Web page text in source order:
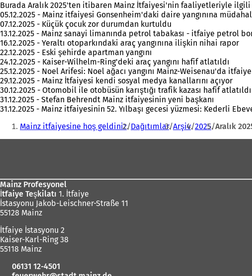
Burada Aralık 2025'ten itibaren Mainz İtfaiyesi'nin faaliyetleriyle
05.12.2025 - Mainz itfaiyesi Gonsenheim'daki daire yangınına
07.12.2025 - Küçük çocuk zor durumdan kurtuldu
13.12.2025 - Mainz sanayi limanında petrol tabakası - itfaiye petrol
16.12.2025 - Yeraltı otoparkındaki araç yangınına ilişkin nihai rapor
22.12.2025 - Eski şehirde apartman yangını
24.12.2025 - Kaiser-Wilhelm-Ring'deki araç yangını hafif atlatıldı
25.12.2025 - Noel Arifesi: Noel ağacı yangını Mainz-Weisenau'da
29.12.2025 - Mainz İtfaiyesi kendi sosyal medya kanallarını açıyor
30.12.2025 - Otomobil ile otobüsün karıştığı trafik kazası hafif atlatıldı
31.12.2025 - Stefan Behrendt Mainz itfaiyesinin yeni başkanı
31.12.2025 - Mainz itfaiyesinin 52. Yılbaşı gecesi yüzmesi: Kederli
Buradasınız:
Mainz itfaiyesine hoş geldiniz Dağıtımlar Arşiv 2025 Aralık
Mainz Profesyonel
İtfaiye Teşkilatı 1. İtfaiye
İstasyonu Jakob-Leischner-Straße 11
55128 Mainz
İtfaiye İstasyonu 2
Kaiser-Karl-Ring 38
55118 Mainz
06131 12-4501